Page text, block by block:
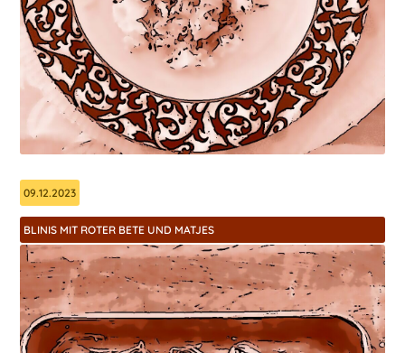
09.12.2023
BLINIS MIT ROTER BETE UND MATJES